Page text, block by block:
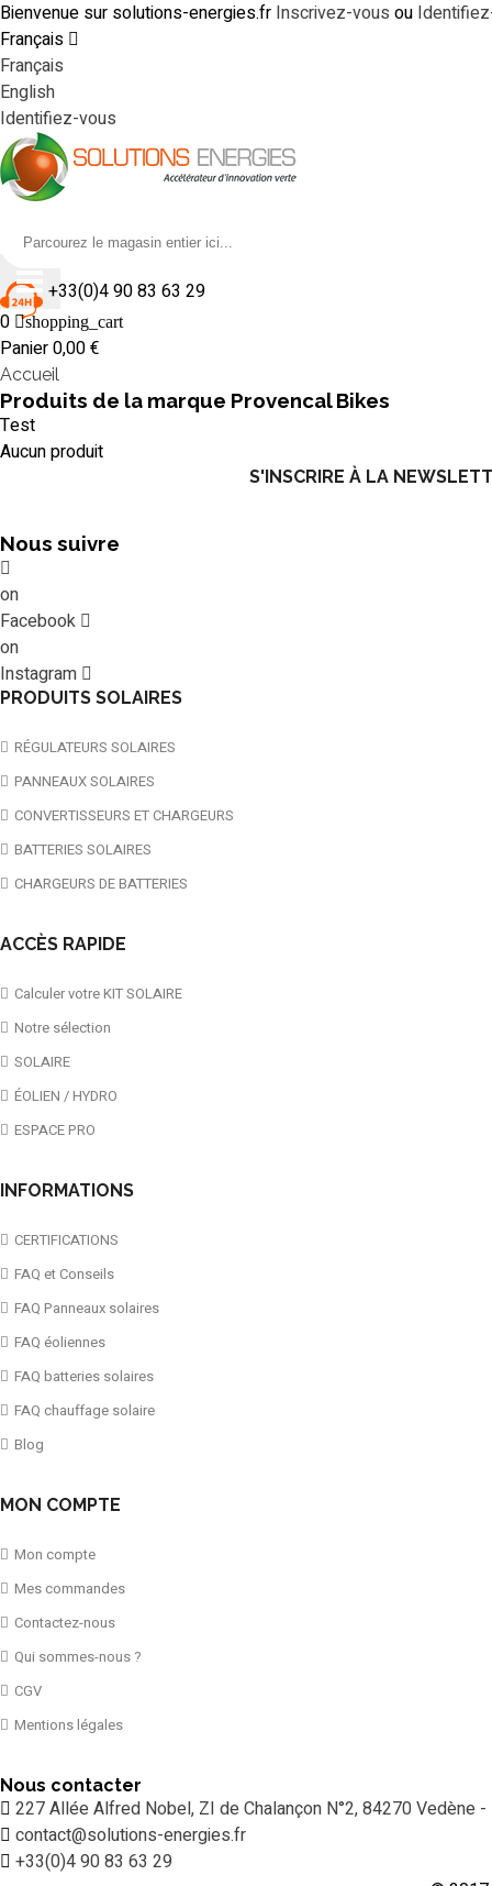
Bienvenue sur solutions-energies.fr Inscrivez-vous ou
Français
Français
English
Identifiez-vous
+33(0)4 90 83 63 29
0
shopping_cart
Panier0,00 €
Accueil
Produits de la marque Provencal Bikes
Test
Aucun produit
S'INSCRIRE À LA
Nous suivre
on
Facebook
on
Instagram
PRODUITS SOLAIRES
RÉGULATEURS SOLAIRES
PANNEAUX SOLAIRES
CONVERTISSEURS ET CHARGEURS
BATTERIES SOLAIRES
CHARGEURS DE BATTERIES
ACCÈS RAPIDE
Calculer votre KIT SOLAIRE
Notre sélection
SOLAIRE
ÉOLIEN / HYDRO
ESPACE PRO
INFORMATIONS
CERTIFICATIONS
FAQ et Conseils
FAQ Panneaux solaires
FAQ éoliennes
FAQ batteries solaires
FAQ chauffage solaire
Blog
MON COMPTE
Mon compte
Mes commandes
Contactez-nous
Qui sommes-nous ?
CGV
Mentions légales
Nous contacter
227 Allée Alfred Nobel, ZI de Chalançon N°2, 84270 Vedène -
contact@solutions-energies.fr
+33(0)4 90 83 63 29